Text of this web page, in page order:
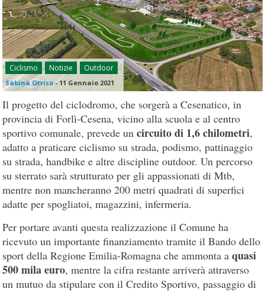
Ciclismo Notizie Outdoor
Sabina Orrico -11 Gennaio 2021
Il progetto del ciclodromo, che sorgerà a Cesenatico, in
provincia di Forlì-Cesena, vicino alla scuola e al centro
sportivo comunale, prevede uncircuito di 1,6 chilometri,
adatto a praticare ciclismo su strada, podismo, pattinaggio
su strada, handbike e altre discipline outdoor. Un percorso
su sterrato sarà strutturato per gli appassionati di Mtb,
mentre non mancheranno 200 metri quadrati di superfici
adatte per spogliatoi, magazzini, infermeria.
Per portare avanti questa realizzazione il Comune ha
ricevuto un importante finanziamento tramite il Bando dello
sport della Regione Emilia-Romagna che ammonta aquasi
500 mila euro, mentre la cifra restante arriverà attraverso
un mutuo da stipulare con il Credito Sportivo, passaggio di